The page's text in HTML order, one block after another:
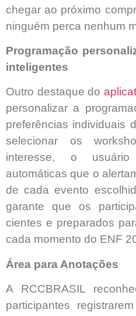
chegar ao próximo
ninguém perca nenhum
Programação
inteligentes
Outro destaque do
personalizar a
preferências individuais
selecionar os
interesse, o usuário
automáticas que o
de cada evento
garante que os
cientes e preparados
cada momento do ENF
Área para Anotações
A RCCBRASIL
participantes